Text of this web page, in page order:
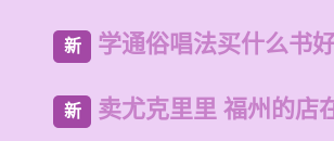
新 学通俗唱法买什么书
新 卖尤克里里 福州的店